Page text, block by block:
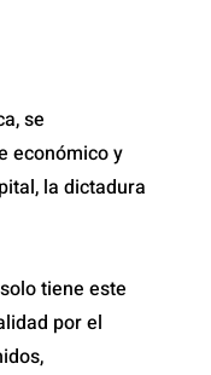
se
económico y
la dictadura
tiene este
por el